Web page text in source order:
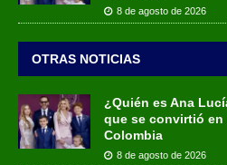
8 de agosto de 2026
OTRAS NOTICIAS
¿Quién es Ana
que se convirtió en
Colombia
8 de agosto de 2026